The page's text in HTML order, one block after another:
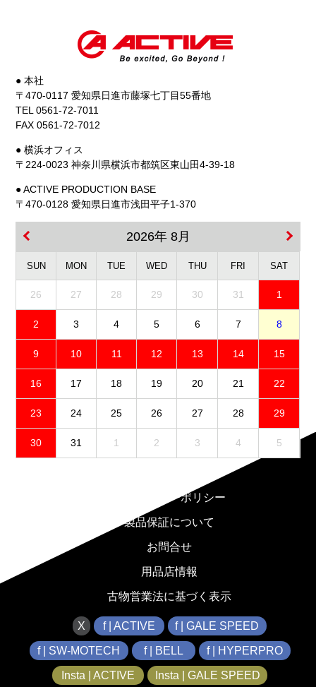
● 本社
〒470-0117 愛知県日進市藤塚七丁目55番地
TEL 0561-72-7011
FAX 0561-72-7012
● 横浜オフィス
〒224-0023 神奈川県横浜市都筑区東山田4-39-18
● ACTIVE PRODUCTION BASE
〒470-0128 愛知県日進市浅田平子1-370
2026年 8月
SUN MON TUE WED THU FRI SAT
26 27 28 29 30 31 1
2 3 4 5 6 7 8
9 10 11 12 13 14 15
16 17 18 19 20 21 22
23 24 25 26 27 28 29
30 31 1 2 3 4 5
プライバシーポリシー
製品保証について
お問合せ
用品店情報
古物営業法に基づく表示
X f | ACTIVE f | GALE SPEED
f | SW-MOTECH f | BELL f | HYPERPRO
Insta | ACTIVE Insta | GALE SPEED